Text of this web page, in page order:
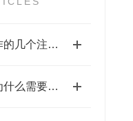
恒温摇床安全操作的几个注意事项
电热恒温培养箱为什么需要消毒？